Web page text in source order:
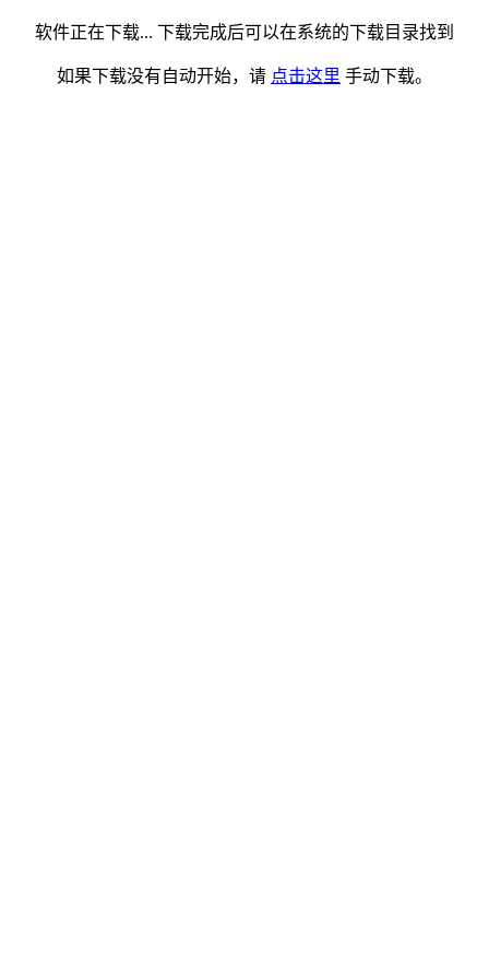
软件正在下载... 下载完成后可以在系统的下载目录找到
如果下载没有自动开始，请 点击这里 手动下载。